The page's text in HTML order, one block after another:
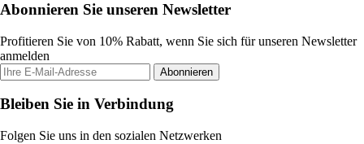
Abonnieren Sie unseren Newsletter
Profitieren Sie von 10% Rabatt, wenn Sie sich für unseren Newsletter
anmelden
Abonnieren
Bleiben Sie in Verbindung
Folgen Sie uns in den sozialen Netzwerken